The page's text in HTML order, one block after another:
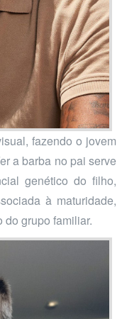
fazendo o jovem
a barba no pai serve
genético do filho,
à maturidade,
do grupo familiar.